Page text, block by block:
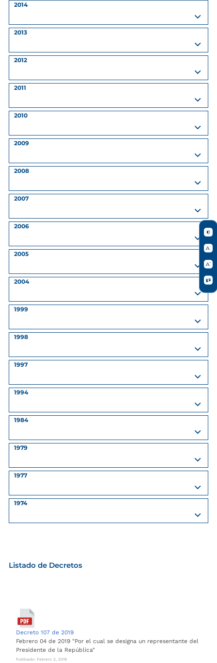
2014
2013
2012
2011
2010
2009
2008
2007
2006
2005
2004
1999
1998
1997
1994
1984
1979
1977
1974
Listado de Decretos
Decreto 107 de 2019
Febrero 04 de 2019 "Por el cual se designa un representante del
Presidente de la República"
Publicado: Febrero 2, 2019